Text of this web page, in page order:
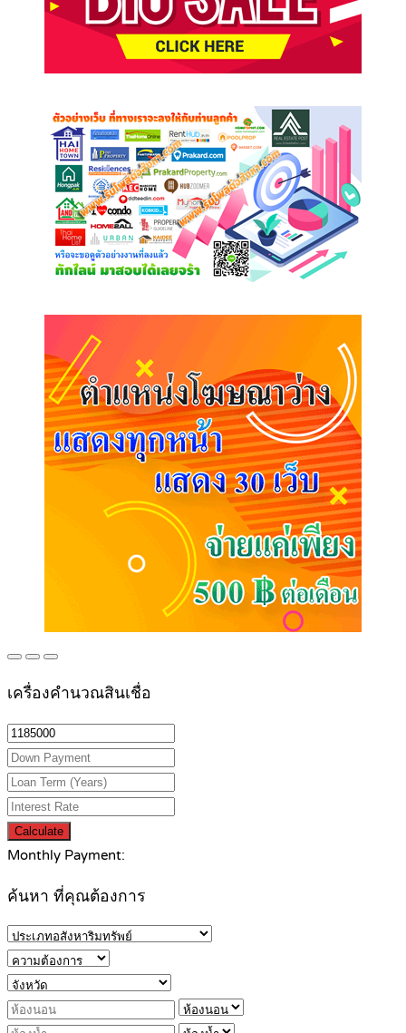
เครื่องคำนวณสินเชื่อ
Calculate
Monthly Payment:
ค้นหา ที่คุณต้องการ